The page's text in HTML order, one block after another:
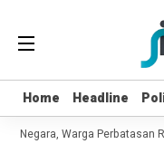
Home Headline
Home Headline
Negara, Warga Perbatasan RI